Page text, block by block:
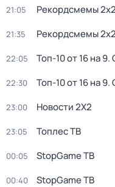
21:05 Рекордсмемы 2х2
21:35 Рекордсмемы 2х2
22:05 Топ-10 от 16 на 9.
22:30 Топ-10 от 16 на 9.
23:00 Новости 2Х2
23:05 Топлес ТВ
00:05 StopGame ТВ
00:40 StopGame ТВ